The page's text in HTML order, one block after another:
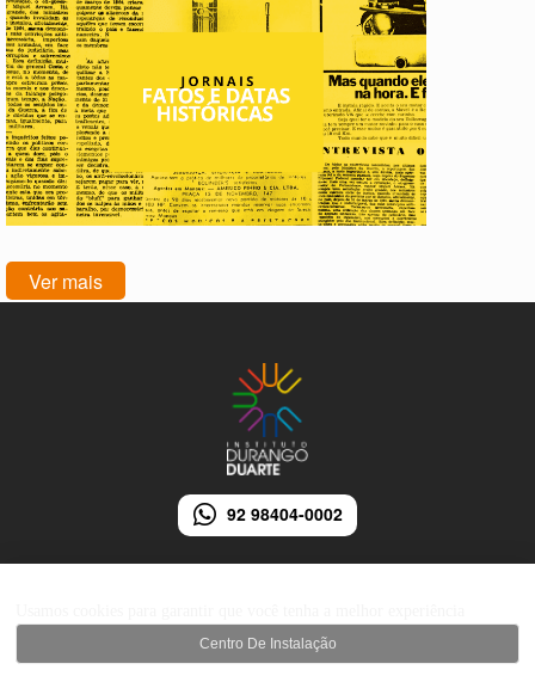
Ver mais
92 98404-0002
Centro De Instalação